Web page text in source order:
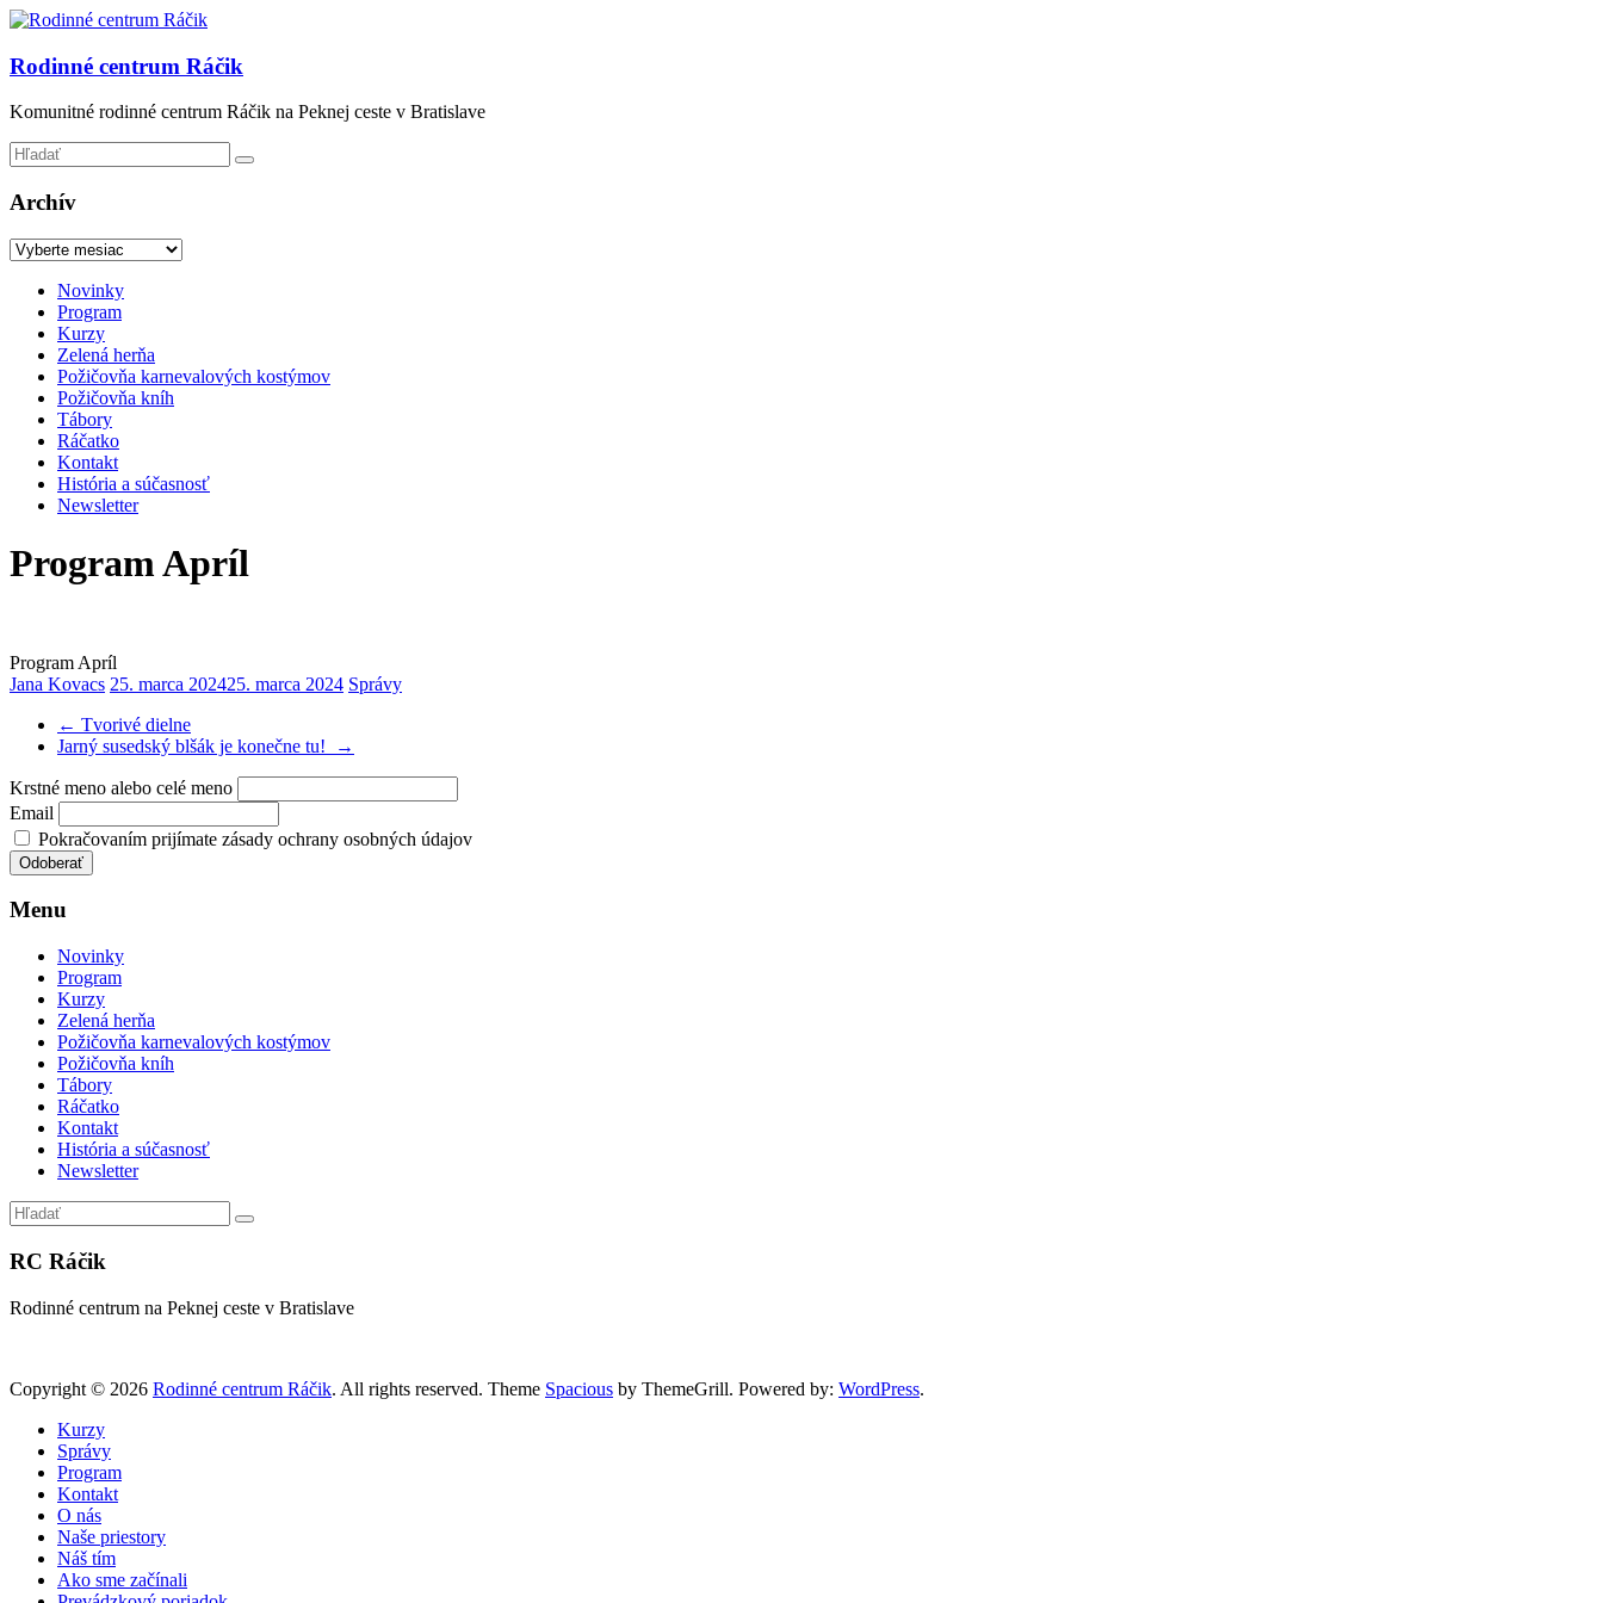
Prejsť
obsah
Rodinné centrum Ráčik
Komunitné rodinné centrum Ráčik na Peknej ceste v Bratislave
Archív
Archív
Menu
Novinky
Program
Kurzy
Zelená herňa
Požičovňa karnevalových kostýmov
Požičovňa kníh
Tábory
Ráčatko
Kontakt
História a súčasnosť
Newsletter
Program Apríl
Program Apríl
Jana Kovacs 25. marca 202425. marca 2024 Správy
← Tvorivé dielne
Jarný susedský blšák je konečne tu!
→
Krstné meno alebo celé meno
Email
Pokračovaním prijímate zásady ochrany osobných údajov
Menu
Novinky
Program
Kurzy
Zelená herňa
Požičovňa karnevalových kostýmov
Požičovňa kníh
Tábory
Ráčatko
Kontakt
História a súčasnosť
Newsletter
RC Ráčik
Rodinné centrum na Peknej ceste v Bratislave
Copyright © 2026 Rodinné centrum Ráčik. All rights reserved. Theme Spacious by ThemeGrill. Powered by: WordPress.
Kurzy
Správy
Program
Kontakt
O nás
Naše priestory
Náš tím
Ako sme začínali